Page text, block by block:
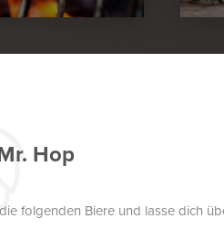
Hop
folgenden Biere und lasse dich